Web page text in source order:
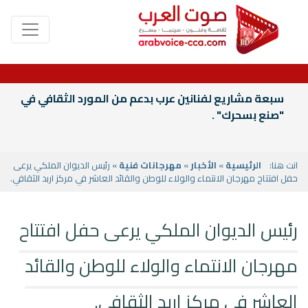
سبعة مشاريع لفنانين عرب بدعم من المورد الثقافي في
"صنع بسحرك" .
انت هنا: الرئيسية» الأخبار» مهرجانات فنية» رئيس الديوان الملكي يرعى
حفل افتتاح مهرجان الانتماء والولاء للوطن والقائد العاشر في مركز اربد الثقافي.
رئيس الديوان الملكي يرعى حفل افتتاح
مهرجان الانتماء والولاء للوطن والقائد